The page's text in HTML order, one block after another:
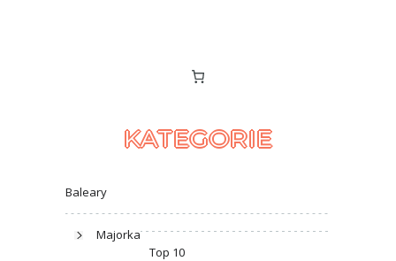
KATEGORIE
Baleary
Majorka
Top 10